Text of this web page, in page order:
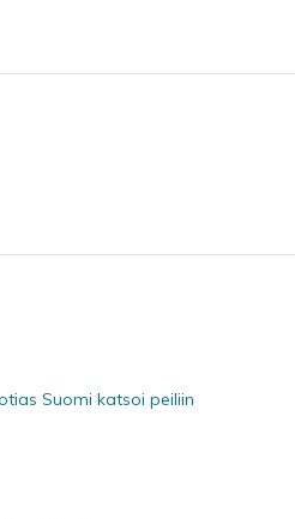
Suomi katsoi peiliin